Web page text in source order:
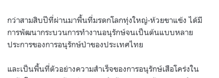
กว่าสามสิบปีที่ผ่านมาพื้นที่มรดกโลกทุ่งใหญ่-ห้วยขาแข้ง ได้มี
การพัฒนากระบวนการทำงานอนุรักษ์จนเป็นต้นแบบหลาย
ประการของการอนุรักษ์ป่าของประเทศไทย
และเป็นพื้นที่ตัวอย่างความสำเร็จของการอนุรักษ์เสือโคร่งใน